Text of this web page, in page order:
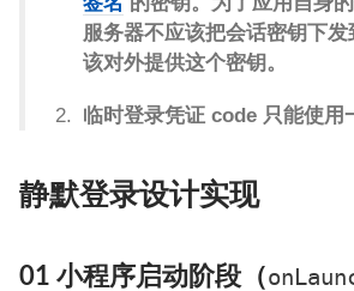
服务器不应该把会话密钥下
该对外提供这个密钥。
临时登录凭证 code 只能使用
静默登录设计实现
01 小程序启动阶段（